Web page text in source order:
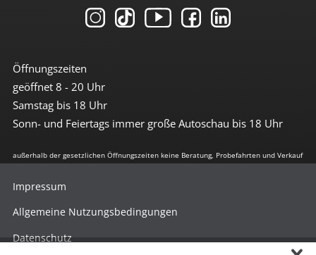
Öffnungszeiten
geöffnet 8 - 20 Uhr
Samstag bis 18 Uhr
Sonn- und Feiertags immer große Autoschau bis 18 Uhr
außerhalb der gesetzlichen Öffnungszeiten keine Beratung, Probefahrten und Verkauf
Impressum
Allgemeine Nutzungsbedingungen
Datenschutz